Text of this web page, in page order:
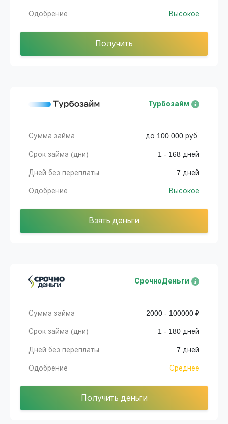
Одобрение Высокое
Получить
Турбозайм
Сумма займа до 100 000 руб.
Срок займа (дни) 1 - 168 дней
Дней без переплаты 7 дней
Одобрение Высокое
Взять деньги
СрочноДеньги
Сумма займа 2000 - 100000 ₽
Срок займа (дни) 1 - 180 дней
Дней без переплаты 7 дней
Одобрение Среднее
Получить деньги